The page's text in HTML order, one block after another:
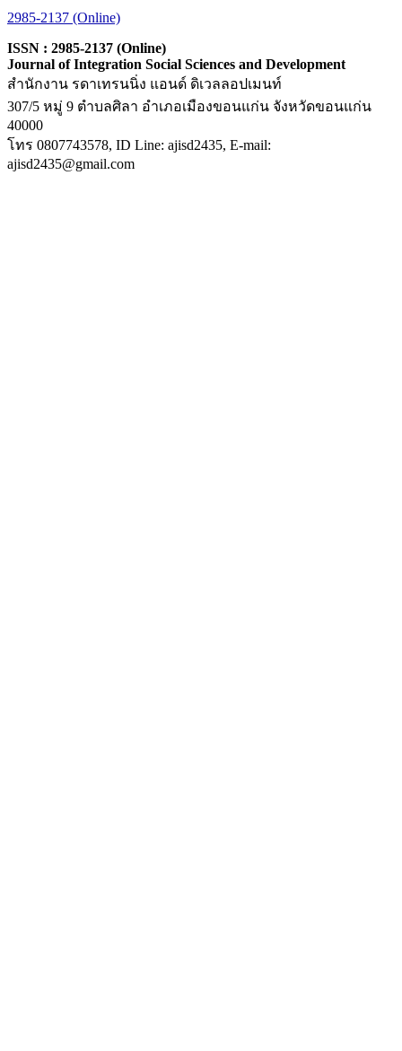
2985-2137 (Online)
ISSN : 2985-2137 (Online)
Journal of Integration Social Sciences and Development
สำนักงาน รดาเทรนนิ่ง แอนด์ ดิเวลลอปเมนท์
307/5 หมู่ 9 ตำบลศิลา อำเภอเมืองขอนแก่น จังหวัดขอนแก่น
40000
โทร 0807743578, ID Line: ajisd2435, E-mail:
ajisd2435@gmail.com